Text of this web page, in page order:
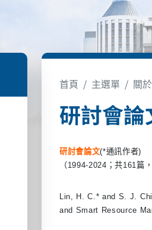
首頁 主選單 關
研討會論
研討會論文(*通訊作者)
（1994-2024；共161篇
Lin, H. C.* and S. J.
and Smart Resource